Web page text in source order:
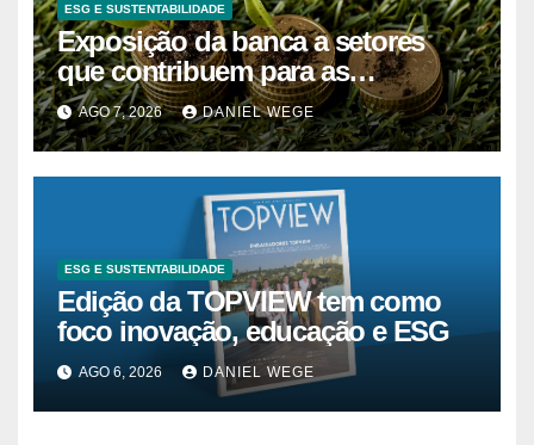
ESG E SUSTENTABILIDADE
Exposição da banca a setores
que contribuem para as
alterações climáticas mantém-se
nos 62%
AGO 7, 2026 DANIEL WEGE
ESG E SUSTENTABILIDADE
Edição da TOPVIEW tem como
foco inovação, educação e ESG
AGO 6, 2026 DANIEL WEGE